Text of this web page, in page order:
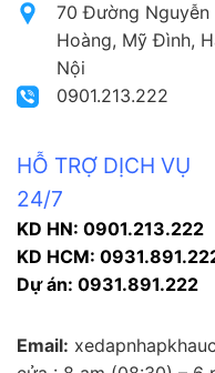
70 Đường Nguyễn
Hoàng, Mỹ Đình,
Nội
0901.213.222
HỖ TRỢ DỊCH VỤ
24/7
KD HN: 0901.213.222
KD HCM:
Dự án: 0931.891.222
Email: